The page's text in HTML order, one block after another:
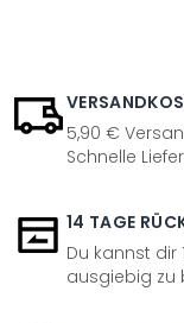
5,90 €
Schnelle
14 TAGE
Du kannst dir
ausgiebig zu